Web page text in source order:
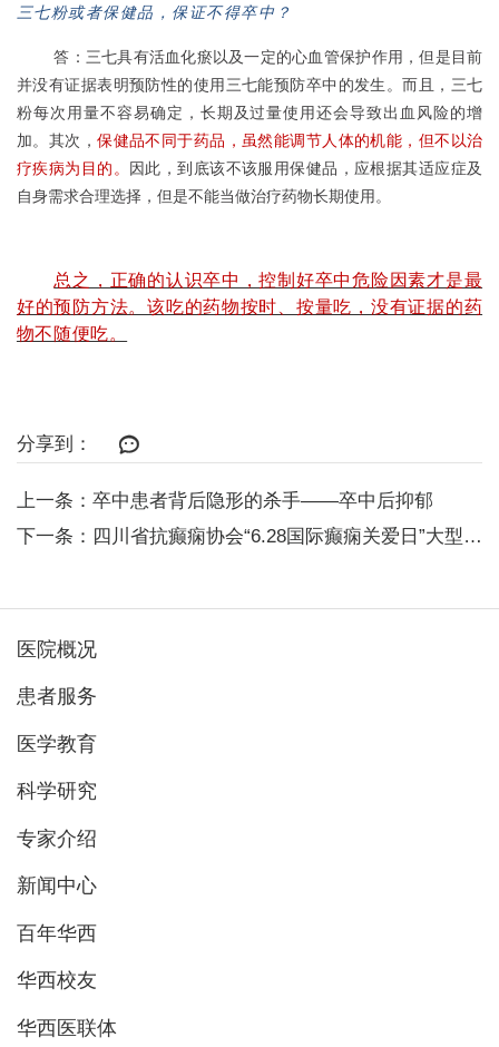
三七粉或者保健品，保证不得卒中？
答：三七具有活血化瘀以及一定的心血管保护作用，但是目前
并没有证据表明预防性的使用三七能预防卒中的发生。而且，三七
粉每次用量不容易确定，长期及过量使用还会导致出血风险的增
加。其次，保健品不同于药品，虽然能调节人体的机能，但不以治
疗疾病为目的。
因此，到底该不该服用保健品，应根据其适应症及
自身需求合理选择，但是不能当做治疗药物长期使用。
总之，正确的认识卒中，控制好卒中危险因素才是最
好的预防方法。该吃的药物按时、按量吃，没有证据的药
物不随便吃。
分享到：
上一条：卒中患者背后隐形的杀手——卒中后抑郁
下一条：四川省抗癫痫协会“6.28国际癫痫关爱日”大型患教活动
医院概况
患者服务
医学教育
科学研究
专家介绍
新闻中心
百年华西
华西校友
华西医联体